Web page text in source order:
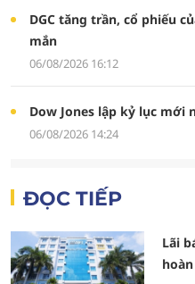
DGC tăng trần, cổ phiếu
mắn
06/08/2026 16:12
Dow Jones lập kỷ lục mới
06/08/2026 14:24
ĐỌC TIẾP
Lãi